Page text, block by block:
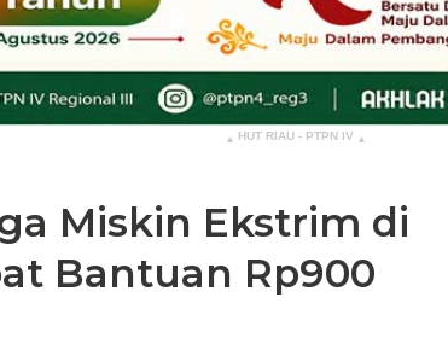
▴ HUT RIAU - PTPN IV ▴
Miskin Ekstrim di
Bantuan Rp900